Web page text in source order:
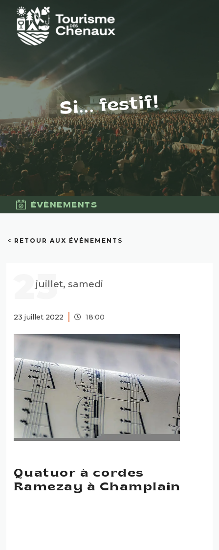
Si... festif!
ÉVÈNEMENTS
< RETOUR AUX ÉVÉNEMENTS
23
juillet, samedi
23 juillet 2022 18:00
Quatuor à cordes
Ramezay à Champlain